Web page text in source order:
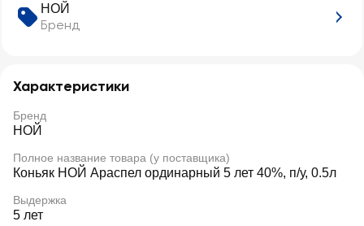
НОЙ
Бренд
Характеристики
Бренд
НОЙ
Полное название товара (у поставщика)
Коньяк НОЙ Араспел ординарный 5 лет 40%, п/у, 0.5л
Выдержка
5 лет